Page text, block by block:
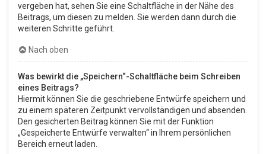
vergeben hat, sehen Sie eine Schaltfläche in der Nähe des
Beitrags, um diesen zu melden. Sie werden dann durch die
weiteren Schritte geführt.
Nach oben
Was bewirkt die „Speichern“-Schaltfläche beim Schreiben
eines Beitrags?
Hiermit können Sie die geschriebene Entwürfe speichern und
zu einem späteren Zeitpunkt vervollständigen und absenden.
Den gesicherten Beitrag können Sie mit der Funktion
„Gespeicherte Entwürfe verwalten“ in Ihrem persönlichen
Bereich erneut laden.